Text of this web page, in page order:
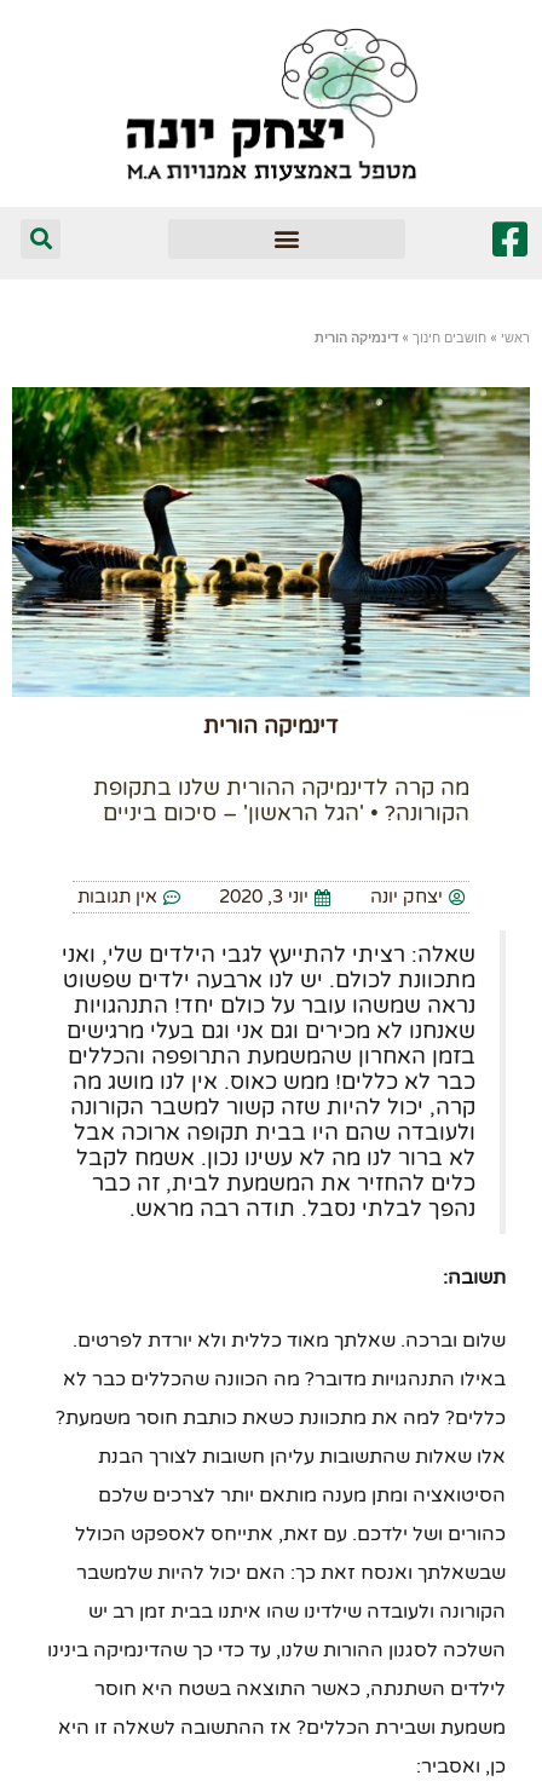
ראשי » חושבים חינוך » דינמיקה הורית
דינמיקה הורית
מה קרה לדינמיקה ההורית שלנו בתקופת
הקורונה? • 'הגל הראשון' – סיכום ביניים
יצחק יונה יוני 3, 2020 אין תגובות
שאלה: רציתי להתייעץ לגבי הילדים שלי, ואני
מתכוונת לכולם. יש לנו ארבעה ילדים שפשוט
נראה שמשהו עובר על כולם יחד! התנהגויות
שאנחנו לא מכירים וגם אני וגם בעלי מרגישים
בזמן האחרון שהמשמעת התרופפה והכללים
כבר לא כללים! ממש כאוס. אין לנו מושג מה
קרה, יכול להיות שזה קשור למשבר הקורונה
ולעובדה שהם היו בבית תקופה ארוכה אבל
לא ברור לנו מה לא עשינו נכון. אשמח לקבל
כלים להחזיר את המשמעת לבית, זה כבר
נהפך לבלתי נסבל. תודה רבה מראש.
תשובה:
שלום וברכה. שאלתך מאוד כללית ולא יורדת לפרטים.
באילו התנהגויות מדובר? מה הכוונה שהכללים כבר לא
כללים? למה את מתכוונת כשאת כותבת חוסר משמעת?
אלו שאלות שהתשובות עליהן חשובות לצורך הבנת
הסיטואציה ומתן מענה מותאם יותר לצרכים שלכם
כהורים ושל ילדכם. עם זאת, אתייחס לאספקט הכולל
שבשאלתך ואנסח זאת כך: האם יכול להיות שלמשבר
הקורונה ולעובדה שילדינו שהו איתנו בבית זמן רב יש
השלכה לסגנון ההורות שלנו, עד כדי כך שהדינמיקה בינינו
לילדים השתנתה, כאשר התוצאה בשטח היא חוסר
משמעת ושבירת הכללים? אז ההתשובה לשאלה זו היא
כן, ואסביר: